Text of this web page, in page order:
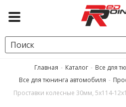
Главная - Каталог - Все для
Все для тюнинга автомобиля -
Проставки колесные 30мм, 5x114-